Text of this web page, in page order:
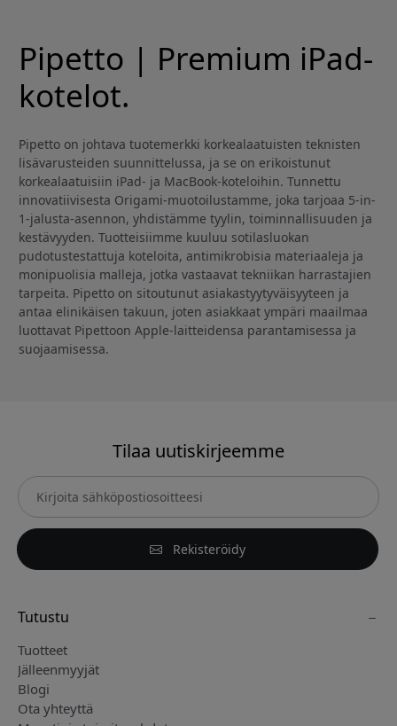
Pipetto | Premium iPad-
kotelot.
Pipetto on johtava tuotemerkki korkealaatuisten teknisten
lisävarusteiden suunnittelussa, ja se on erikoistunut
korkealaatuisiin iPad- ja MacBook-koteloihin. Tunnettu
innovatiivisesta Origami-muotoilustamme, joka tarjoaa 5-in-
1-jalusta-asennon, yhdistämme tyylin, toiminnallisuuden ja
kestävyyden. Tuotteisiimme kuuluu sotilasluokan
pudotustestattuja koteloita, antimikrobisia materiaaleja ja
monipuolisia malleja, jotka vastaavat tekniikan harrastajien
tarpeita. Pipetto on sitoutunut asiakastyytyväisyyteen ja
antaa elinikäisen takuun, joten asiakkaat ympäri maailmaa
luottavat Pipettoon Apple-laitteidensa parantamisessa ja
suojaamisessa.
Tilaa uutiskirjeemme
Rekisteröidy
Tutustu
Tuotteet
Jälleenmyyjät
Blogi
Ota yhteyttä